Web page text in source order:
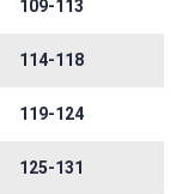
109-113
114-118
119-124
125-131